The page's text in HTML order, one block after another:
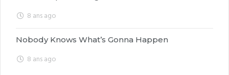
8 ans ago
Nobody Knows What’s Gonna Happen
8 ans ago